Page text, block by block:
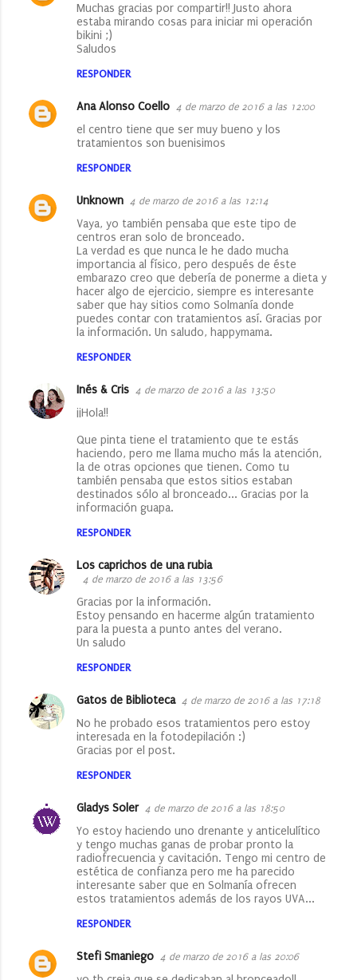
Muchas gracias por compartir!! Justo ahora
estaba mirando cosas para iniciar mi operación
bikini ;)
Saludos
RESPONDER
Ana Alonso Coello 4 de marzo de 2016 a las 12:00
el centro tiene que ser muy bueno y los
tratamientos son buenisimos
RESPONDER
Unknown 4 de marzo de 2016 a las 12:14
Vaya, yo también pensaba que este tipo de
centros eran solo de bronceado.
La verdad es que nunca le he dado mucha
importancia al físico, pero después de éste
embarazo creo que debería de ponerme a dieta y
hacer algo de ejercicio, siempre es interesante
saber que hay sitios como Solmanía donde
puedes contar con tratamientos así. Gracias por
la información. Un saludo, happymama.
RESPONDER
Inés & Cris 4 de marzo de 2016 a las 13:50
¡¡Hola!!
Que pinta tiene el tratamiento que te estás
haciendo, pero me llama mucho más la atención,
la de otras opciones que tienen. Como tu
también pensaba que estos sitios estaban
destinados sólo al bronceado... Gracias por la
información guapa.
RESPONDER
Los caprichos de una rubia
4 de marzo de 2016 a las 13:56
Gracias por la información.
Estoy pensando en hacerme algún tratamiento
para la puesta a punto antes del verano.
Un saludo
RESPONDER
Gatos de Biblioteca 4 de marzo de 2016 a las 17:18
No he probado esos tratamientos pero estoy
interesada en la fotodepilación :)
Gracias por el post.
RESPONDER
Gladys Soler 4 de marzo de 2016 a las 18:50
Yo estoy haciendo uno drenante y anticelulítico
y tengo muchas ganas de probar pronto la
radiofrecuencia y cavitación. Tengo mi centro de
estética de confianza pero me ha parecido
interesante saber que en Solmanía ofrecen
estos tratamientos además de los rayos UVA...
RESPONDER
Stefi Smaniego 4 de marzo de 2016 a las 20:06